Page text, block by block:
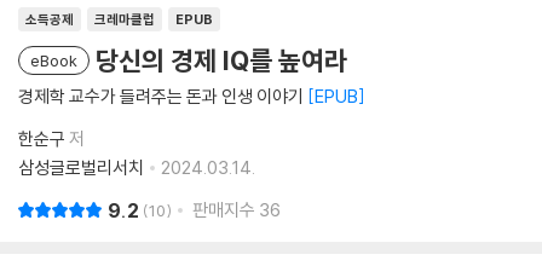
소득공제 크레마클럽 EPUB
eBook 당신의 경제 IQ를 높여라
경제학 교수가 들려주는 돈과 인생 이야기 EPUB
한순구 저
삼성글로벌리서치
2024.03.14.
9.2 10 판매지수 36